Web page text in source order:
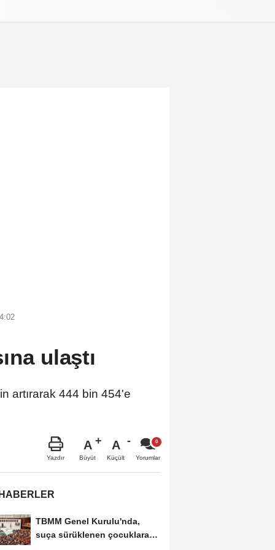
ulaştı
artırarak 444 bin 454'e
Yazdır
A
Büyüt
A
Küçült Yorumlar
TBMM Genel Kurulu'nda,
suça sürüklenen çocuklara